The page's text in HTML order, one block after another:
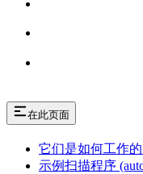
在此页面
它们是如何工作的
示例扫描程序